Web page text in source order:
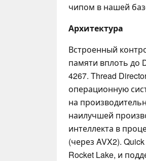
чипом в нашей
Архитектура
Встроенный
памяти вплоть до
4267. Thread
операционную
на
наилучшей
интеллекта в
(через AVX2).
Rocket Lake, и